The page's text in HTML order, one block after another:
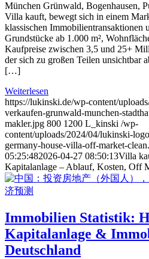
München Grünwald, Bogenhausen,
Villa kauft, bewegt sich in einem
klassischen Immobilientransaktionen
Grundstücke ab 1.000 m²,
Kaufpreise zwischen 3,5 und 25+
der sich zu großen Teilen
[…]
Weiterlesen
https://lukinski.de/wp-content/
verkaufen-grunwald-munchen-
makler.jpg 800 1200 L_kinski /wp-
content/uploads/2024/04/lukinski-
germany-house-villa-off-market-
05:25:482026-04-27 08:50:13Villa
Kapitalanlage – Ablauf, Kosten, Off
Immobilien Statistik:
Kapitalanlage &
Deutschland